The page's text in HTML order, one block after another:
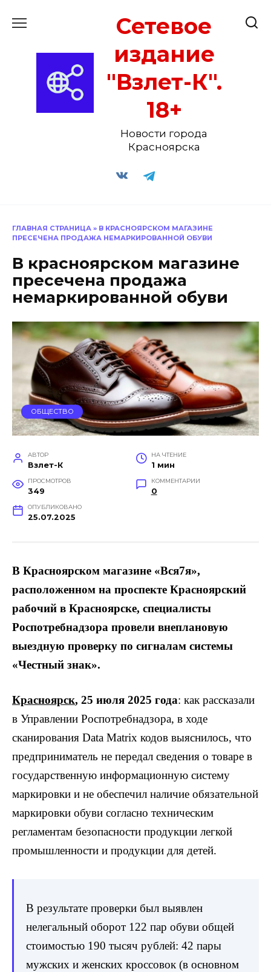
Сетевое
издание
"Взлет-К".
18+
Новости города
Красноярска
ГЛАВНАЯ СТРАНИЦА » В КРАСНОЯРСКОМ МАГАЗИНЕ
ПРЕСЕЧЕНА ПРОДАЖА НЕМАРКИРОВАННОЙ ОБУВИ
В красноярском магазине
пресечена продажа
немаркированной обуви
ОБЩЕСТВО
АВТОР
Взлет-К
НА ЧТЕНИЕ
1 мин
ПРОСМОТРОВ
349
КОММЕНТАРИИ
0
ОПУБЛИКОВАНО
25.07.2025
В Красноярском магазине «Вся7я»,
расположенном на проспекте Красноярский
рабочий в Красноярске, специалисты
Роспотребнадзора провели внеплановую
выездную проверку по сигналам системы
«Честный знак».
Красноярск, 25 июля 2025 года: как рассказали
в Управлении Роспотребнадзора, в ходе
сканирования Data Matrix кодов выяснилось, что
предприниматель не передал сведения о товаре в
государственную информационную систему
маркировки и не обеспечил наличие обязательной
маркировки обуви согласно техническим
регламентам безопасности продукции легкой
промышленности и продукции для детей.
В результате проверки был выявлен
нелегальный оборот 122 пар обуви общей
стоимостью 190 тысяч рублей: 42 пары
мужских и женских кроссовок (в основном